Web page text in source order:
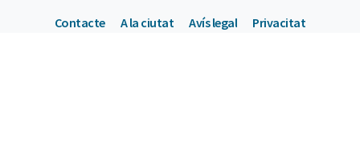
Contacte A la ciutat Avís legal Privacitat